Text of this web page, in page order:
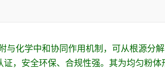
与化学中和协同作用机制，可从根源分
，安全环保、合规性强。其为均匀粉体